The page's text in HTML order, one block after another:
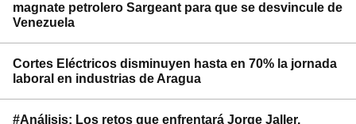
magnate petrolero Sargeant para que se desvincule de
Venezuela
Cortes Eléctricos disminuyen hasta en 70% la jornada
laboral en industrias de Aragua
#Análisis: Los retos que enfrentará Jorge Jaller,